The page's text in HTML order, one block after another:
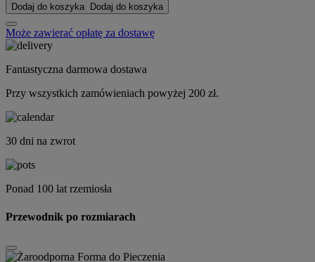
Dodaj do koszyka Dodaj do koszyka
Może zawierać opłatę za dostawę
Fantastyczna darmowa dostawa
Przy wszystkich zamówieniach powyżej 200 zł.
30 dni na zwrot
Ponad 100 lat rzemiosła
Przewodnik po rozmiarach